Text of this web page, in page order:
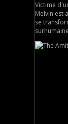
Victime
Melvin est
se